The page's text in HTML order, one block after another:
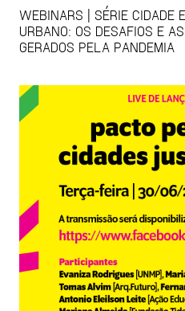
WEBINARS | SÉRIE CIDADE
URBANO: OS DESAFIOS E
GERADOS PELA PANDEMIA